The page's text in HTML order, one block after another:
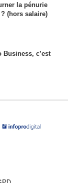
la pénurie
(hors salaire)
Business, c’est